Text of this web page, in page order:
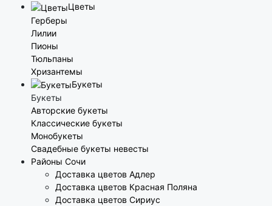
Цветы
Герберы
Лилии
Пионы
Тюльпаны
Хризантемы
Букеты
Букеты
Авторские букеты
Классические букеты
Монобукеты
Свадебные букеты невесты
Районы Сочи
Доставка цветов Адлер
Доставка цветов Красная Поляна
Доставка цветов Сириус